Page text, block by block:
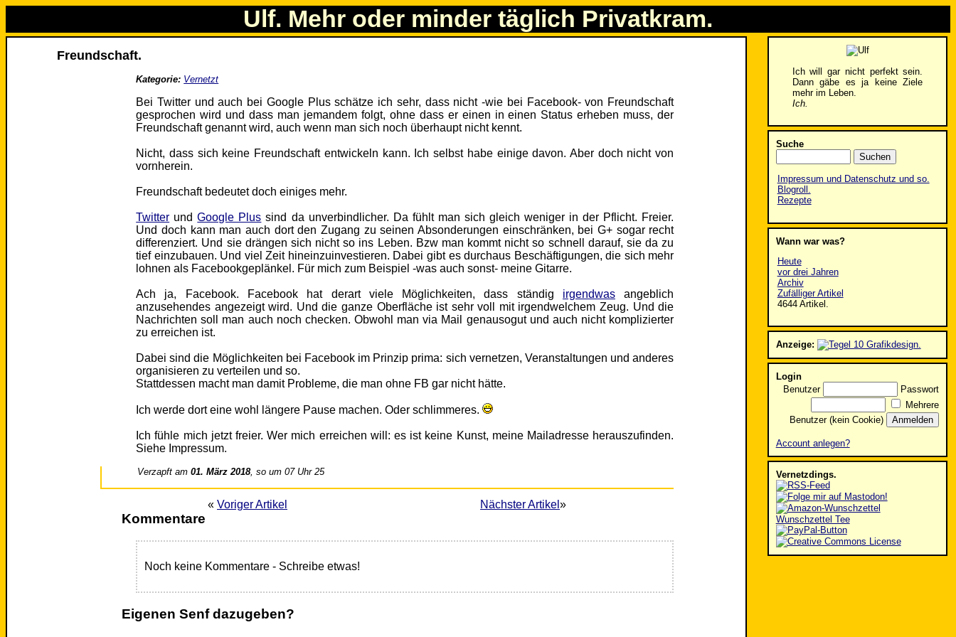
Ulf. Mehr oder minder täglich Privatkram.
Freundschaft.
Kategorie: Vernetzt
Bei Twitter und auch bei Google Plus schätze ich sehr, dass nicht -wie bei Facebook- von Freundschaft
gesprochen wird und dass man jemandem folgt, ohne dass er einen in einen Status erheben muss, der
Freundschaft genannt wird, auch wenn man sich noch überhaupt nicht kennt.
Nicht, dass sich keine Freundschaft entwickeln kann. Ich selbst habe einige davon. Aber doch nicht von
vornherein.
Freundschaft bedeutet doch einiges mehr.
Twitter undGoogle Plus sind da unverbindlicher. Da fühlt man sich gleich weniger in der Pflicht. Freier.
Und doch kann man auch dort den Zugang zu seinen Absonderungen einschränken, bei G+ sogar recht
differenziert. Und sie drängen sich nicht so ins Leben. Bzw man kommt nicht so schnell darauf, sie da zu
tief einzubauen. Und viel Zeit hineinzuinvestieren. Dabei gibt es durchaus Beschäftigungen, die sich mehr
lohnen als Facebookgeplänkel. Für mich zum Beispiel -was auch sonst- meine Gitarre.
Ach ja, Facebook. Facebook hat derart viele Möglichkeiten, dass ständig irgendwasangeblich
anzusehendes angezeigt wird. Und die ganze Oberfläche ist sehr voll mit irgendwelchem Zeug. Und die
Nachrichten soll man auch noch checken. Obwohl man via Mail genausogut und auch nicht komplizierter
zu erreichen ist.
Dabei sind die Möglichkeiten bei Facebook im Prinzip prima: sich vernetzen, Veranstaltungen und anderes
organisieren zu verteilen und so.
Stattdessen macht man damit Probleme, die man ohne FB gar nicht hätte.
Ich werde dort eine wohl längere Pause machen. Oder schlimmeres.
Ich fühle mich jetzt freier. Wer mich erreichen will: es ist keine Kunst, meine Mailadresse herauszufinden.
Siehe Impressum.
Verzapft am01. März 2018, so um 07 Uhr 25
« Voriger Artikel Nächster Artikel »
Kommentare
Noch keine Kommentare - Schreibe etwas!
Eigenen Senf dazugeben?
Ich will gar nicht perfekt sein.
Dann gäbe es ja keine Ziele
mehr im Leben.
Ich.
Suche
Impressum und Datenschutz und so.
Blogroll.
Rezepte
Wann war was?
Heute
vor drei Jahren
Archiv
Zufälliger Artikel
4644 Artikel.
Anzeige:
Login
Benutzer
Passwort
Mehrere
Benutzer (kein Cookie)
Account anlegen?
Vernetzdings.
Wunschzettel Tee